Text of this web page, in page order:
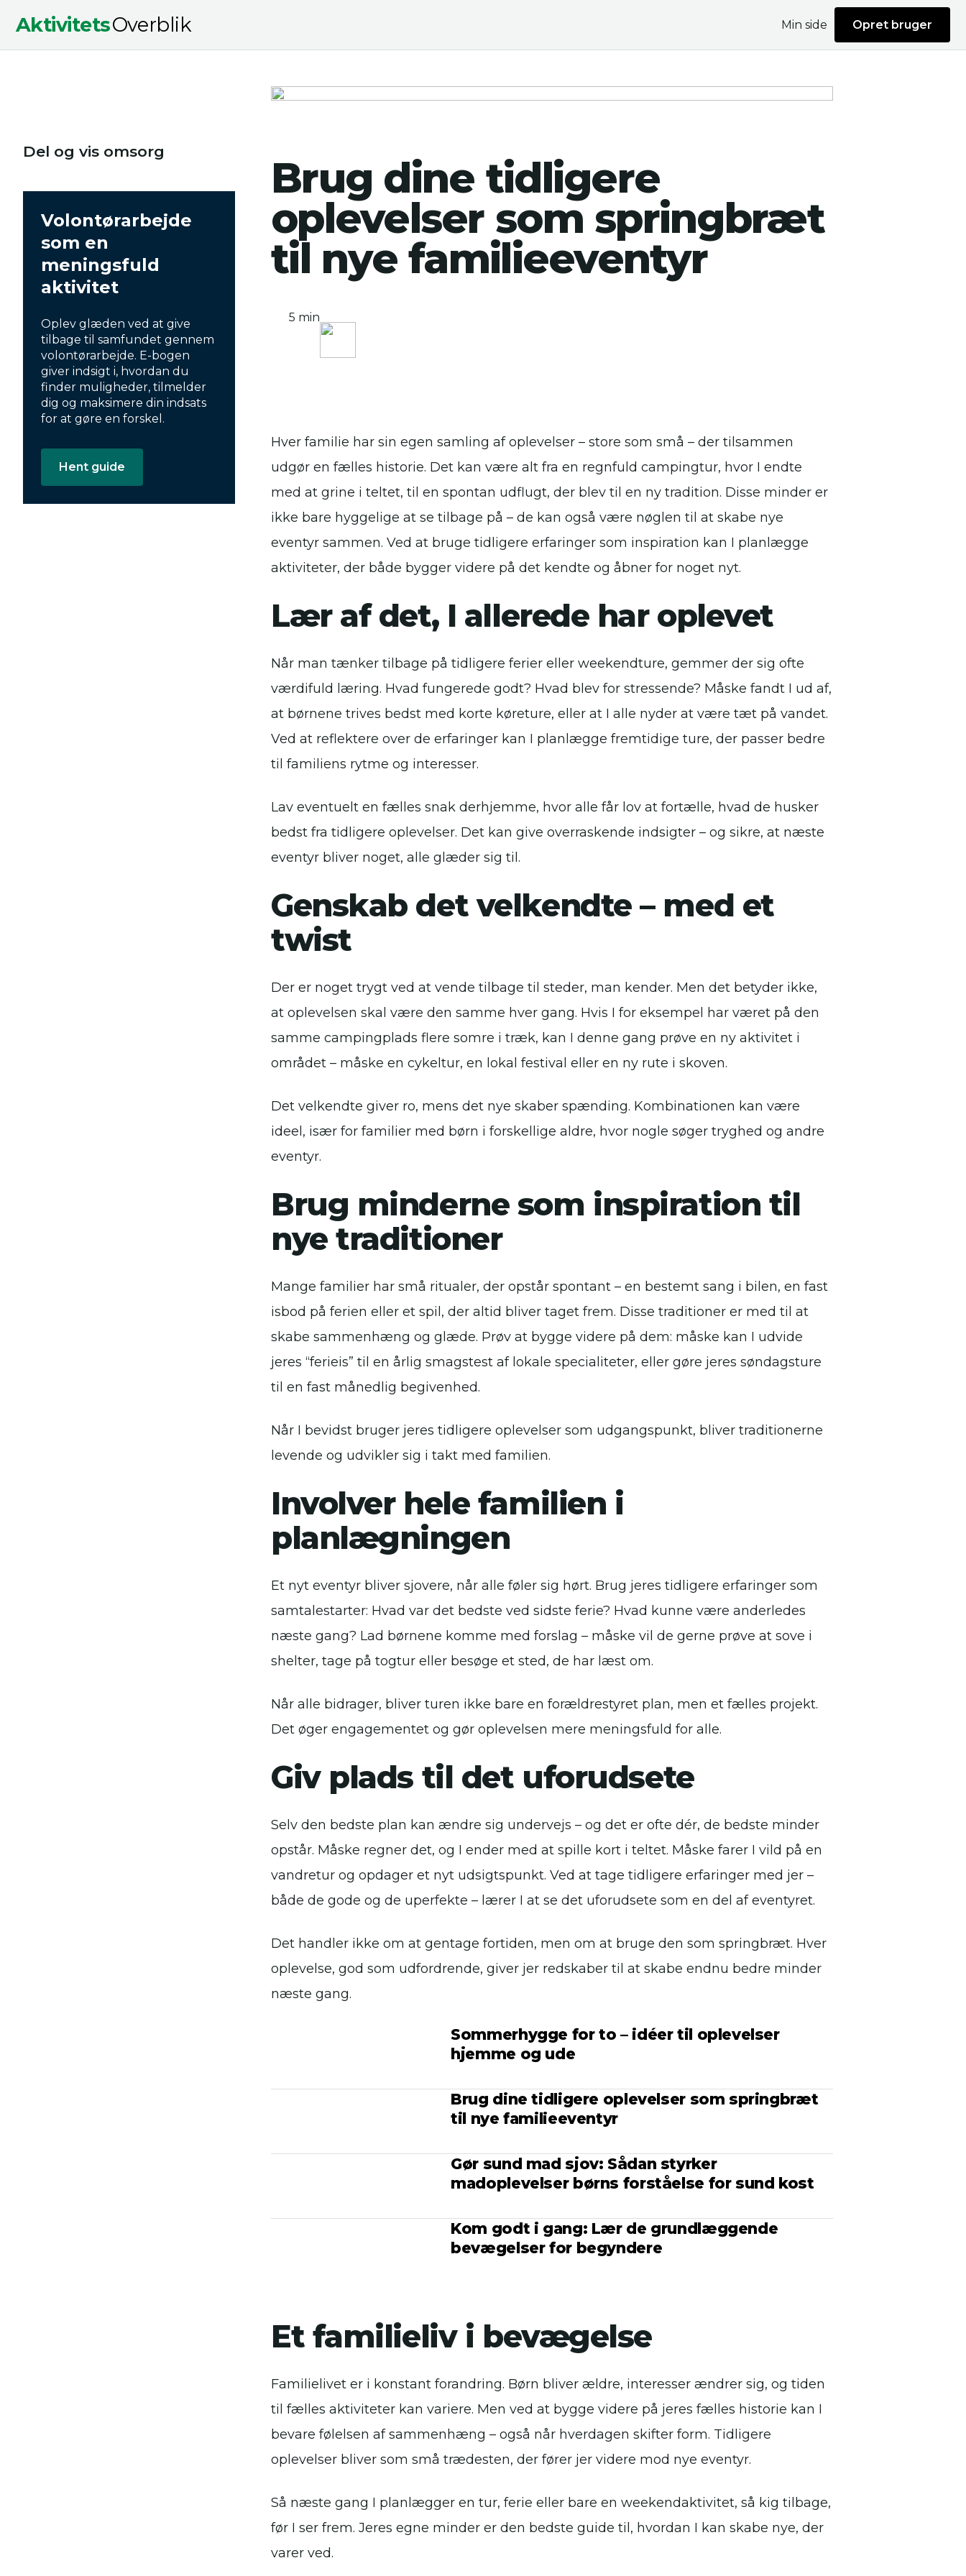
AktivitetsOverblik Min side Opret bruger
Brug dine tidligere
oplevelser som springbræt
til nye familieeventyr
5 min
Hver familie har sin egen samling af oplevelser – store som små – der tilsammen
udgør en fælles historie. Det kan være alt fra en regnfuld campingtur, hvor I endte
med at grine i teltet, til en spontan udflugt, der blev til en ny tradition. Disse minder er
ikke bare hyggelige at se tilbage på – de kan også være nøglen til at skabe nye
eventyr sammen. Ved at bruge tidligere erfaringer som inspiration kan I planlægge
aktiviteter, der både bygger videre på det kendte og åbner for noget nyt.
Lær af det, I allerede har oplevet
Når man tænker tilbage på tidligere ferier eller weekendture, gemmer der sig ofte
værdifuld læring. Hvad fungerede godt? Hvad blev for stressende? Måske fandt I ud af,
at børnene trives bedst med korte køreture, eller at I alle nyder at være tæt på vandet.
Ved at reflektere over de erfaringer kan I planlægge fremtidige ture, der passer bedre
til familiens rytme og interesser.
Lav eventuelt en fælles snak derhjemme, hvor alle får lov at fortælle, hvad de husker
bedst fra tidligere oplevelser. Det kan give overraskende indsigter – og sikre, at næste
eventyr bliver noget, alle glæder sig til.
Genskab det velkendte – med et
twist
Der er noget trygt ved at vende tilbage til steder, man kender. Men det betyder ikke,
at oplevelsen skal være den samme hver gang. Hvis I for eksempel har været på den
samme campingplads flere somre i træk, kan I denne gang prøve en ny aktivitet i
området – måske en cykeltur, en lokal festival eller en ny rute i skoven.
Det velkendte giver ro, mens det nye skaber spænding. Kombinationen kan være
ideel, især for familier med børn i forskellige aldre, hvor nogle søger tryghed og andre
eventyr.
Brug minderne som inspiration til
nye traditioner
Mange familier har små ritualer, der opstår spontant – en bestemt sang i bilen, en fast
isbod på ferien eller et spil, der altid bliver taget frem. Disse traditioner er med til at
skabe sammenhæng og glæde. Prøv at bygge videre på dem: måske kan I udvide
jeres “ferieis” til en årlig smagstest af lokale specialiteter, eller gøre jeres søndagsture
til en fast månedlig begivenhed.
Når I bevidst bruger jeres tidligere oplevelser som udgangspunkt, bliver traditionerne
levende og udvikler sig i takt med familien.
Involver hele familien i
planlægningen
Et nyt eventyr bliver sjovere, når alle føler sig hørt. Brug jeres tidligere erfaringer som
samtalestarter: Hvad var det bedste ved sidste ferie? Hvad kunne være anderledes
næste gang? Lad børnene komme med forslag – måske vil de gerne prøve at sove i
shelter, tage på togtur eller besøge et sted, de har læst om.
Når alle bidrager, bliver turen ikke bare en forældrestyret plan, men et fælles projekt.
Det øger engagementet og gør oplevelsen mere meningsfuld for alle.
Giv plads til det uforudsete
Selv den bedste plan kan ændre sig undervejs – og det er ofte dér, de bedste minder
opstår. Måske regner det, og I ender med at spille kort i teltet. Måske farer I vild på en
vandretur og opdager et nyt udsigtspunkt. Ved at tage tidligere erfaringer med jer –
både de gode og de uperfekte – lærer I at se det uforudsete som en del af eventyret.
Det handler ikke om at gentage fortiden, men om at bruge den som springbræt. Hver
oplevelse, god som udfordrende, giver jer redskaber til at skabe endnu bedre minder
næste gang.
Sommerhygge for to – idéer til oplevelser
hjemme og ude
Brug dine tidligere oplevelser som springbræt
til nye familieeventyr
Gør sund mad sjov: Sådan styrker
madoplevelser børns forståelse for sund kost
Kom godt i gang: Lær de grundlæggende
bevægelser for begyndere
Et familieliv i bevægelse
Familielivet er i konstant forandring. Børn bliver ældre, interesser ændrer sig, og tiden
til fælles aktiviteter kan variere. Men ved at bygge videre på jeres fælles historie kan I
bevare følelsen af sammenhæng – også når hverdagen skifter form. Tidligere
oplevelser bliver som små trædesten, der fører jer videre mod nye eventyr.
Så næste gang I planlægger en tur, ferie eller bare en weekendaktivitet, så kig tilbage,
før I ser frem. Jeres egne minder er den bedste guide til, hvordan I kan skabe nye, der
varer ved.
Del og vis omsorg
Volontørarbejde
som en
meningsfuld
aktivitet
Oplev glæden ved at give
tilbage til samfundet gennem
volontørarbejde. E-bogen
giver indsigt i, hvordan du
finder muligheder, tilmelder
dig og maksimere din indsats
for at gøre en forskel.
Hent guide